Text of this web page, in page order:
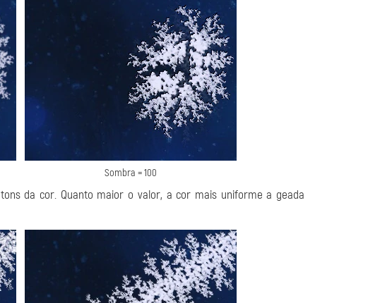
Sombra = 100
da cor. Quanto maior o valor, a cor mais uniforme a geada